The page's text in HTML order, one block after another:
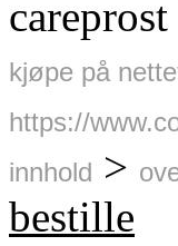
kjøpe på
https://
innhold >
bestille